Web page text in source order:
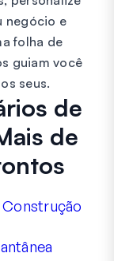
negócio e
folha de
guiam você
seus.
de
de